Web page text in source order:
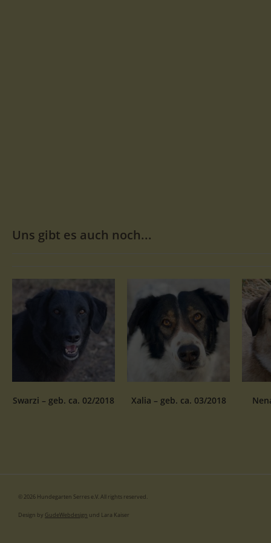
Uns gibt es auch noch...
Swarzi – geb. ca. 02/2018 Xalia – geb. ca. 03/2018
© 2026 Hundegarten Serres e.V. All rights reserved.
Design by GudeWebdesign und Lara Kaiser